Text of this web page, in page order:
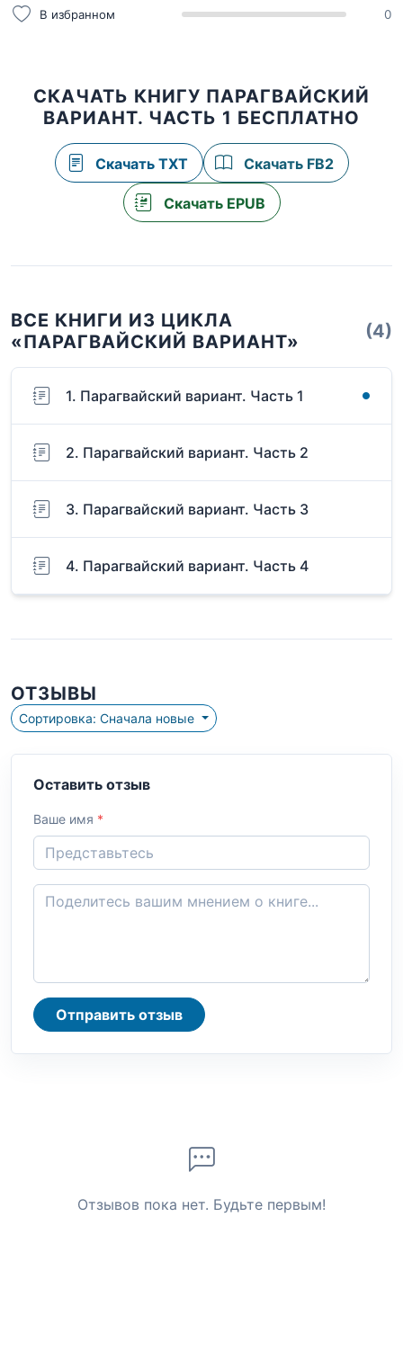
В избранном 0
СКАЧАТЬ КНИГУ ПАРАГВАЙСКИЙ
ВАРИАНТ. ЧАСТЬ 1 БЕСПЛАТНО
Скачать TXT Скачать FB2
Скачать EPUB
ВСЕ КНИГИ ИЗ ЦИКЛА
«ПАРАГВАЙСКИЙ ВАРИАНТ»
(4)
1. Парагвайский вариант. Часть 1
2. Парагвайский вариант. Часть 2
3. Парагвайский вариант. Часть 3
4. Парагвайский вариант. Часть 4
ОТЗЫВЫ
Сортировка: Сначала новые
Оставить отзыв
Ваше имя *
Отправить отзыв
Отзывов пока нет. Будьте первым!